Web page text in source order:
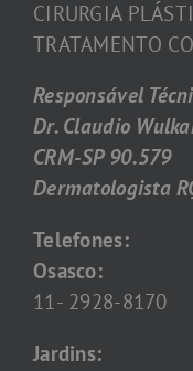
CIRURGIA
TRATAMENTO
Responsável
Dr. Claudio
CRM-SP 90.579
Dermatologista
Telefones:
Osasco:
11- 2928-8170
Jardins: